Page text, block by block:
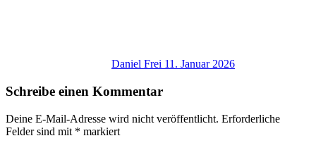
Daniel Frei 11. Januar 2026
Schreibe einen Kommentar
Deine E-Mail-Adresse wird nicht veröffentlicht. Erforderliche
Felder sind mit * markiert